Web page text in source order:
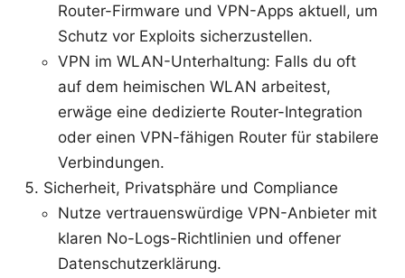
Router-Firmware und VPN-Apps aktuell, um
Schutz vor Exploits sicherzustellen.
VPN im WLAN-Unterhaltung: Falls du oft
auf dem heimischen WLAN arbeitest,
erwäge eine dedizierte Router-Integration
oder einen VPN-fähigen Router für stabilere
Verbindungen.
Sicherheit, Privatsphäre und Compliance
Nutze vertrauenswürdige VPN-Anbieter mit
klaren No-Logs-Richtlinien und offener
Datenschutzerklärung.